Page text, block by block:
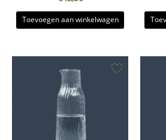
Toevoegen aan winkelwagen